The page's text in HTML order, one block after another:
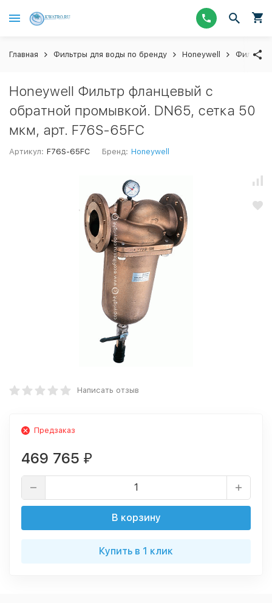
Главная Фильтры для воды по бренду Honeywell Фильтры
Honeywell Фильтр фланцевый с
обратной промывкой. DN65, сетка 50
мкм, арт. F76S-65FC
Артикул: F76S-65FC Бренд: Honeywell
Написать отзыв
Предзаказ
469 765 ₽
В корзину
Купить в 1 клик